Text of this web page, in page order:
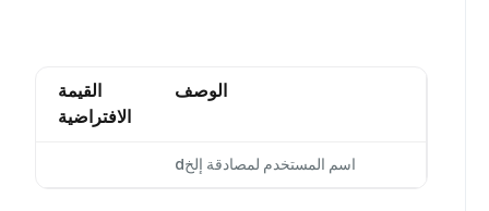
الوصف
القيمة
الافتراضية
اسم المستخدم لمصادقة إلخd